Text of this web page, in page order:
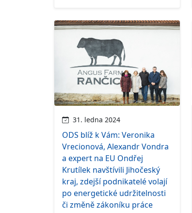
31. ledna 2024
ODS blíž k Vám: Veronika
Vrecionová, Alexandr Vondra
a expert na EU Ondřej
Krutílek navštívili Jihočeský
kraj, zdejší podnikatelé volají
po energetické udržitelnosti
či změně zákoníku práce